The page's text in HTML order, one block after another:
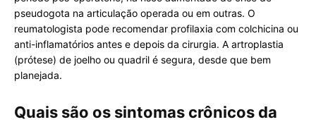
pseudogota na articulação operada ou em outras. O
reumatologista pode recomendar profilaxia com colchicina ou
anti-inflamatórios antes e depois da cirurgia. A artroplastia
(prótese) de joelho ou quadril é segura, desde que bem
planejada.
Quais são os sintomas crônicos da